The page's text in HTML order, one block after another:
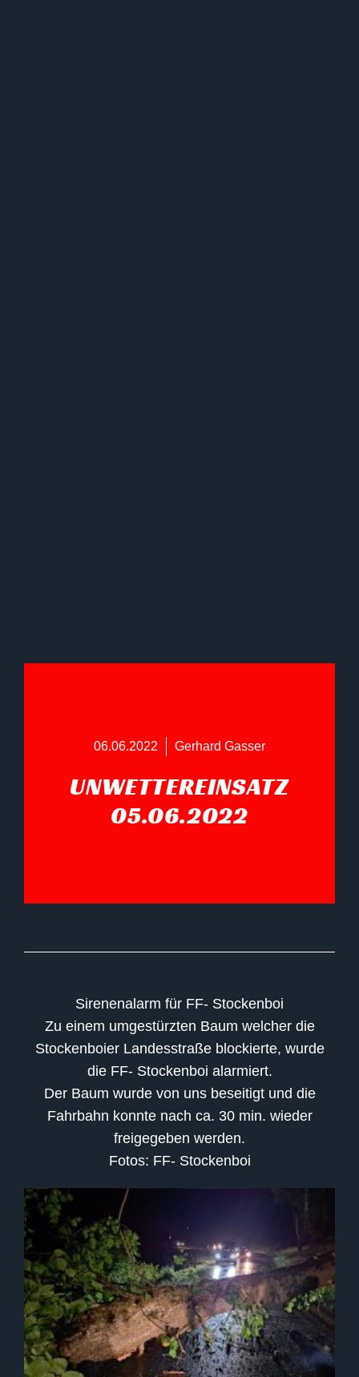
06.06.2022 Gerhard Gasser
UNWETTEREINSATZ
05.06.2022
Sirenenalarm für FF- Stockenboi
Zu einem umgestürzten Baum welcher die
Stockenboier Landesstraße blockierte, wurde
die FF- Stockenboi alarmiert.
Der Baum wurde von uns beseitigt und die
Fahrbahn konnte nach ca. 30 min. wieder
freigegeben werden.
Fotos: FF- Stockenboi